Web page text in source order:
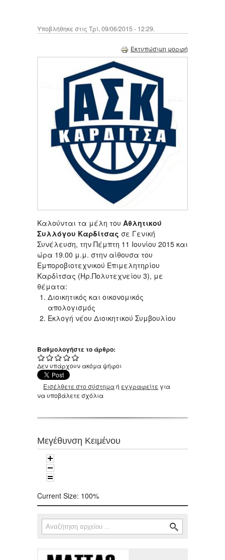
Υποβλήθηκε στις Τρί, 09/06/2015 - 12:29.
Εκτυπώσιμη μορφή
Καλούνται τα μέλη του Αθλητικού
Συλλόγου Καρδίτσας σε Γενική
Συνέλευση, την Πέμπτη 11 Ιουνίου 2015 και
ώρα 19.00 μ.μ. στην αίθουσα του
Εμποροβιοτεχνικού Επιμελητηρίου
Καρδίτσας (Ηρ.Πολυτεχνείου 3), με
θέματα:
Διοικητικός και οικονομικός
απολογισμός
Εκλογή νέου Διοικητικού Συμβουλίου
Βαθμολογήστε το άρθρο:
Δεν υπάρχουν ακόμα ψήφοι
Εισέλθετε στο σύστημαή εγγραφείτε για
να υποβάλετε σχόλια
Μεγέθυνση Κειμένου
Current Size: 100%
Φόρμα αναζήτησης
Αναζήτηση